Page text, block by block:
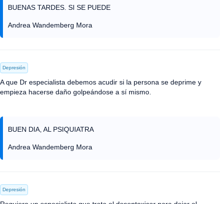
BUENAS TARDES. SI SE PUEDE
Andrea Wandemberg Mora
Depresión
A que Dr especialista debemos acudir si la persona se deprime y
empieza hacerse daño golpeándose a sí mismo.
BUEN DIA, AL PSIQUIATRA
Andrea Wandemberg Mora
Depresión